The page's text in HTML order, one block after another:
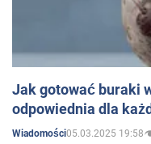
Jak gotować buraki
odpowiednia dla
Wiadomości05.03.2025 19:58